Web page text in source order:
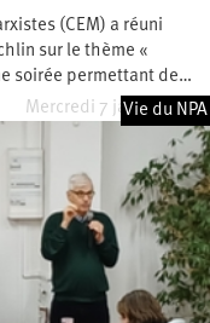
(CEM) a réuni
sur le thème «
soirée permettant de…
Mercredi 7 janvier 2026
Vie du NPA